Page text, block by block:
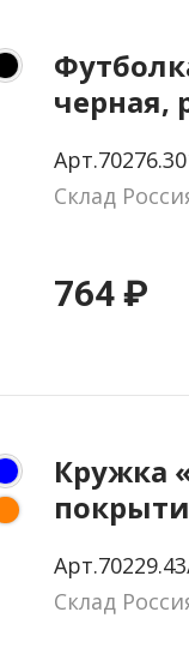
черная,
Склад
764 ₽
Кружка
Склад